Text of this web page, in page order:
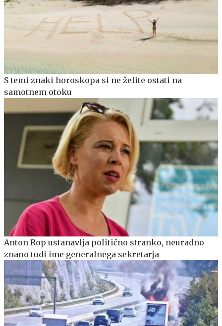
S temi znaki horoskopa si ne želite ostati na
samotnem otoku
Anton Rop ustanavlja politično stranko, neuradno
znano tudi ime generalnega sekretarja